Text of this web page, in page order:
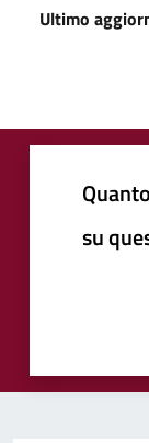
Ultimo
su